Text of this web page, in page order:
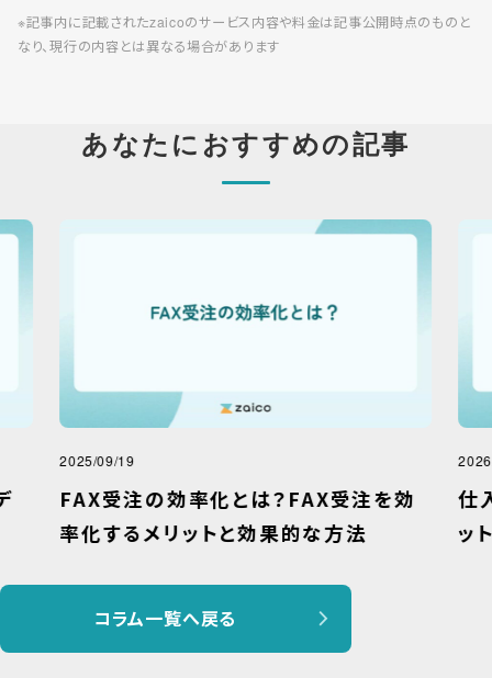
※記事内に記載されたzaicoのサービス内容や料金は記事公開時点のものと
なり、現行の内容とは異なる場合があります
あなたにおすすめの記事
2025/09/19
FAX受注の効率化とは？FAX受注を効
率化するメリットと効果的な方法
仕
ッ
コラム一覧へ戻る